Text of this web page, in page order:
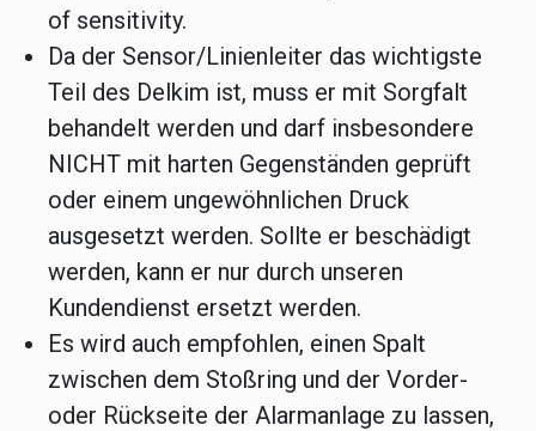
of sensitivity.
Da der Sensor/Linienleiter das wichtigste
Teil des Delkim ist, muss er mit Sorgfalt
behandelt werden und darf insbesondere
NICHT mit harten Gegenständen geprüft
oder einem ungewöhnlichen Druck
ausgesetzt werden. Sollte er beschädigt
werden, kann er nur durch unseren
Kundendienst ersetzt werden.
Es wird auch empfohlen, einen Spalt
zwischen dem Stoßring und der Vorder-
oder Rückseite der Alarmanlage zu lassen,